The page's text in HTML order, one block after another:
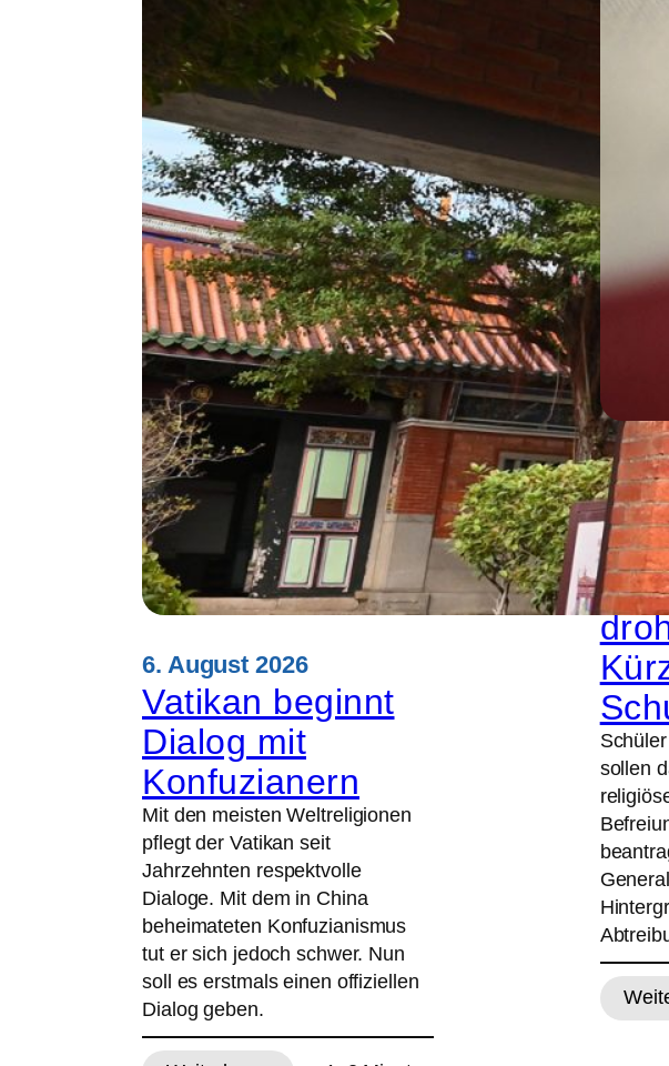
6. August 2026
Vatikan beginnt
Dialog mit
Konfuzianern
Mit den meisten Weltreligionen
pflegt der Vatikan seit
Jahrzehnten respektvolle
Dialoge. Mit dem in China
beheimateten Konfuzianismus
tut er sich jedoch schwer. Nun
soll es erstmals einen offiziellen
Dialog geben.
5.
sollen